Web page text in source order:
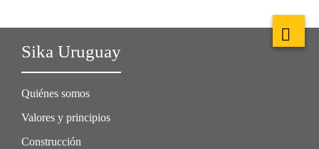
Sika Uruguay
Quiénes somos
Valores y principios
Construcción